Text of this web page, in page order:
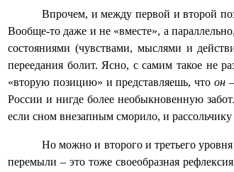
Впрочем, и между первой и второй
Вообще-то даже и не «вместе», а
состояниями (чувствами, мыслями и
переедания болит. Ясно, с самим такое не
«вторую позицию» и представляешь, чтоон
России и нигде более необыкновенную
если сном внезапным сморило, и
Но можно и второго и третьего
перемыли – это тоже своеобразная